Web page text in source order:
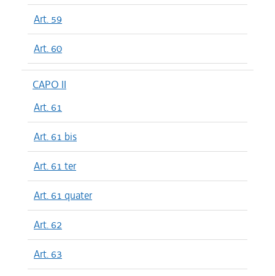
Art. 59
Art. 60
CAPO II
Art. 61
Art. 61 bis
Art. 61 ter
Art. 61 quater
Art. 62
Art. 63